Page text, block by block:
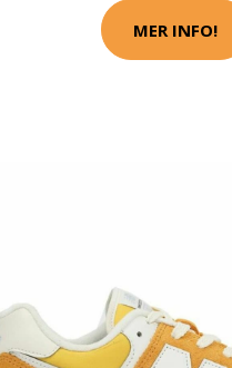
MER INFO!